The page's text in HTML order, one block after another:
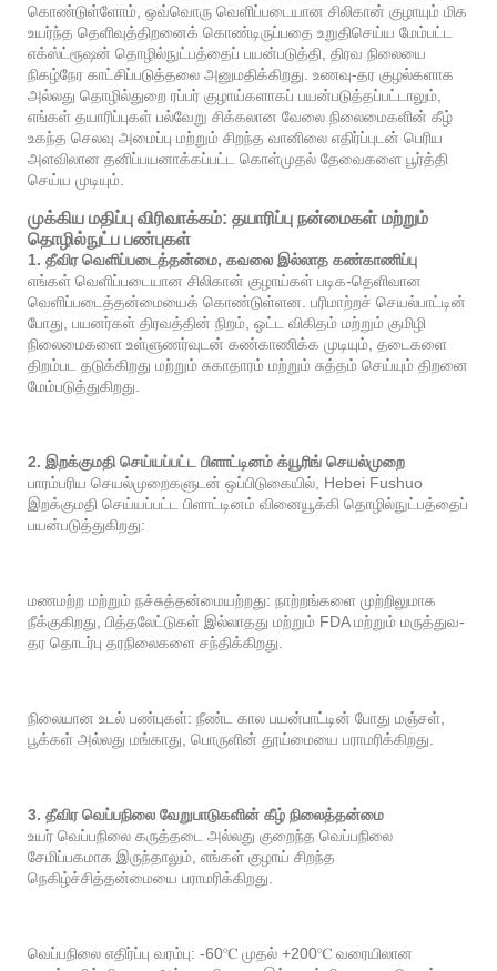
கொண்டுள்ளோம், ஒவ்வொரு வெளிப்படையான சிலிகான் குழாயும் மிக
உயர்ந்த தெளிவுத்திறனைக் கொண்டிருப்பதை உறுதிசெய்ய மேம்பட்ட
எக்ஸ்ட்ரூஷன் தொழில்நுட்பத்தைப் பயன்படுத்தி, திரவ நிலையை
நிகழ்நேர காட்சிப்படுத்தலை அனுமதிக்கிறது. உணவு-தர குழல்களாக
அல்லது தொழில்துறை ரப்பர் குழாய்களாகப் பயன்படுத்தப்பட்டாலும்,
எங்கள் தயாரிப்புகள் பல்வேறு சிக்கலான வேலை நிலைமைகளின் கீழ்
உகந்த செலவு அமைப்பு மற்றும் சிறந்த வானிலை எதிர்ப்புடன் பெரிய
அளவிலான தனிப்பயனாக்கப்பட்ட கொள்முதல் தேவைகளை பூர்த்தி
செய்ய முடியும்.
முக்கிய மதிப்பு விரிவாக்கம்: தயாரிப்பு நன்மைகள் மற்றும்
தொழில்நுட்ப பண்புகள்
1. தீவிர வெளிப்படைத்தன்மை, கவலை இல்லாத கண்காணிப்பு
எங்கள் வெளிப்படையான சிலிகான் குழாய்கள் படிக-தெளிவான
வெளிப்படைத்தன்மையைக் கொண்டுள்ளன. பரிமாற்றச் செயல்பாட்டின்
போது, ​​பயனர்கள் திரவத்தின் நிறம், ஓட்ட விகிதம் மற்றும் குமிழி
நிலைமைகளை உள்ளுணர்வுடன் கண்காணிக்க முடியும், தடைகளை
திறம்பட தடுக்கிறது மற்றும் சுகாதாரம் மற்றும் சுத்தம் செய்யும் திறனை
மேம்படுத்துகிறது.
2. இறக்குமதி செய்யப்பட்ட பிளாட்டினம் க்யூரிங் செயல்முறை
பாரம்பரிய செயல்முறைகளுடன் ஒப்பிடுகையில், Hebei Fushuo
இறக்குமதி செய்யப்பட்ட பிளாட்டினம் வினையூக்கி தொழில்நுட்பத்தைப்
பயன்படுத்துகிறது:
மணமற்ற மற்றும் நச்சுத்தன்மையற்றது: நாற்றங்களை முற்றிலுமாக
நீக்குகிறது, பித்தலேட்டுகள் இல்லாதது மற்றும் FDA மற்றும் மருத்துவ-
தர தொடர்பு தரநிலைகளை சந்திக்கிறது.
நிலையான உடல் பண்புகள்: நீண்ட கால பயன்பாட்டின் போது மஞ்சள்,
பூக்கள் அல்லது மங்காது, பொருளின் தூய்மையை பராமரிக்கிறது.
3. தீவிர வெப்பநிலை வேறுபாடுகளின் கீழ் நிலைத்தன்மை
உயர் வெப்பநிலை கருத்தடை அல்லது குறைந்த வெப்பநிலை
சேமிப்பகமாக இருந்தாலும், எங்கள் குழாய் சிறந்த
நெகிழ்ச்சித்தன்மையை பராமரிக்கிறது.
வெப்பநிலை எதிர்ப்பு வரம்பு: -60℃ முதல் +200℃ வரையிலான